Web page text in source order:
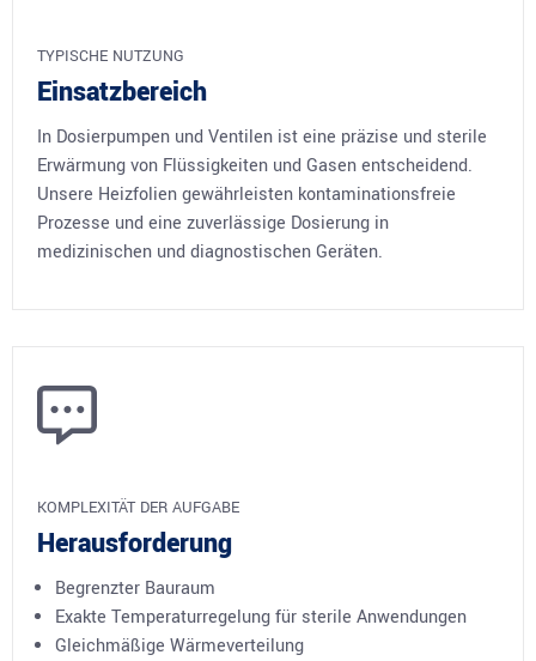
TYPISCHE NUTZUNG
Einsatzbereich
In Dosierpumpen und Ventilen ist eine präzise und sterile
Erwärmung von Flüssigkeiten und Gasen entscheidend.
Unsere Heizfolien gewährleisten kontaminationsfreie
Prozesse und eine zuverlässige Dosierung in
medizinischen und diagnostischen Geräten.
KOMPLEXITÄT DER AUFGABE
Herausforderung
Begrenzter Bauraum
Exakte Temperaturregelung für sterile Anwendungen
Gleichmäßige Wärmeverteilung